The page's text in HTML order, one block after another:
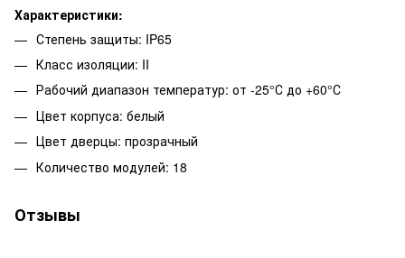
Характеристики:
Степень защиты: IP65
Класс изоляции: II
Рабочий диапазон температур: от -25°С до +60°С
Цвет корпуса: белый
Цвет дверцы: прозрачный
Количество модулей: 18
Отзывы